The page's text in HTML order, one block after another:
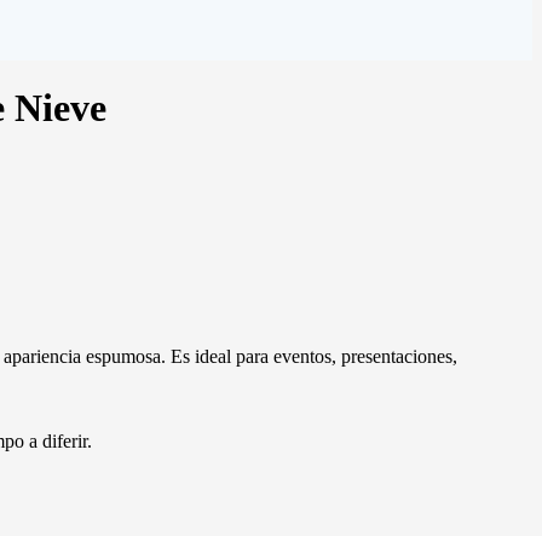
Nieve
espumosa. Es ideal para eventos, presentaciones,
a diferir.